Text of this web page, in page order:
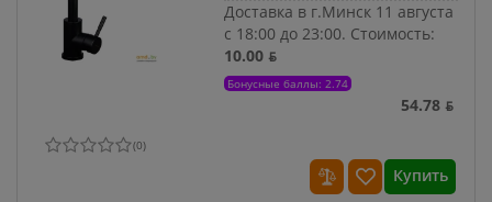
Доставка в г.Минск 11 августа
с 18:00 до 23:00. Стоимость:
10.00 ƃ
Бонусные баллы: 2.74
54.78 ƃ
(0)
Купить